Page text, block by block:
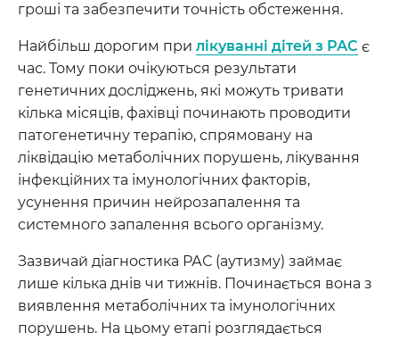
гроші та забезпечити точність обстеження.
Найбільш дорогим при лікуванні дітей з РАС є
час. Тому поки очікуються результати
генетичних досліджень, які можуть тривати
кілька місяців, фахівці починають проводити
патогенетичну терапію, спрямовану на
ліквідацію метаболічних порушень, лікування
інфекційних та імунологічних факторів,
усунення причин нейрозапалення та
системного запалення всього організму.
Зазвичай діагностика РАС (аутизму) займає
лише кілька днів чи тижнів. Починається вона з
виявлення метаболічних та імунологічних
порушень. На цьому етапі розглядається